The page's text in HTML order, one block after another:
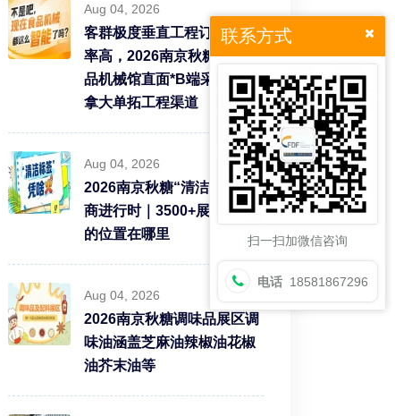
Aug 04, 2026
客群极度垂直工程订单转化
率高，2026南京秋糖9号食
品机械馆直面*B端采购需求
拿大单拓工程渠道
Aug 04, 2026
2026南京秋糖“清洁标签”招
商进行时｜3500+展商中你
的位置在哪里
Aug 04, 2026
2026南京秋糖调味品展区调
味油涵盖芝麻油辣椒油花椒
油芥末油等
联系方式
扫一扫加微信咨询
电话 18581867296